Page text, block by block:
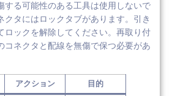
する可能性のある工具は使用しないで
クタにはロックタブがあります。引き
ロックを解除してください。再取り付
コネクタと配線を無傷で保つ必要があ
アクション 目的